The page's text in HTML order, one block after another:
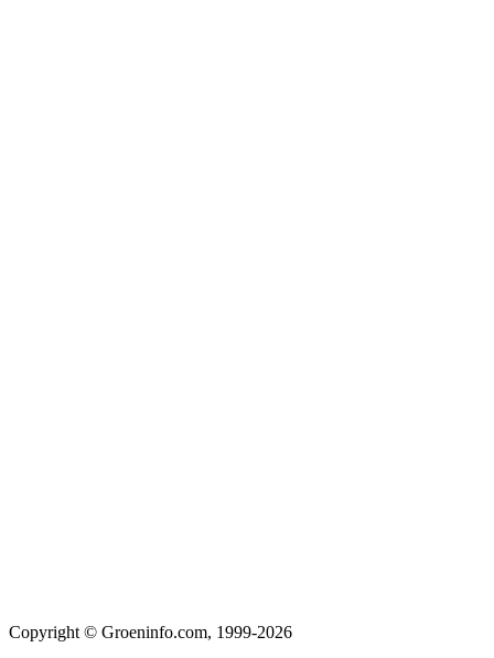
Copyright © Groeninfo.com, 1999-2026